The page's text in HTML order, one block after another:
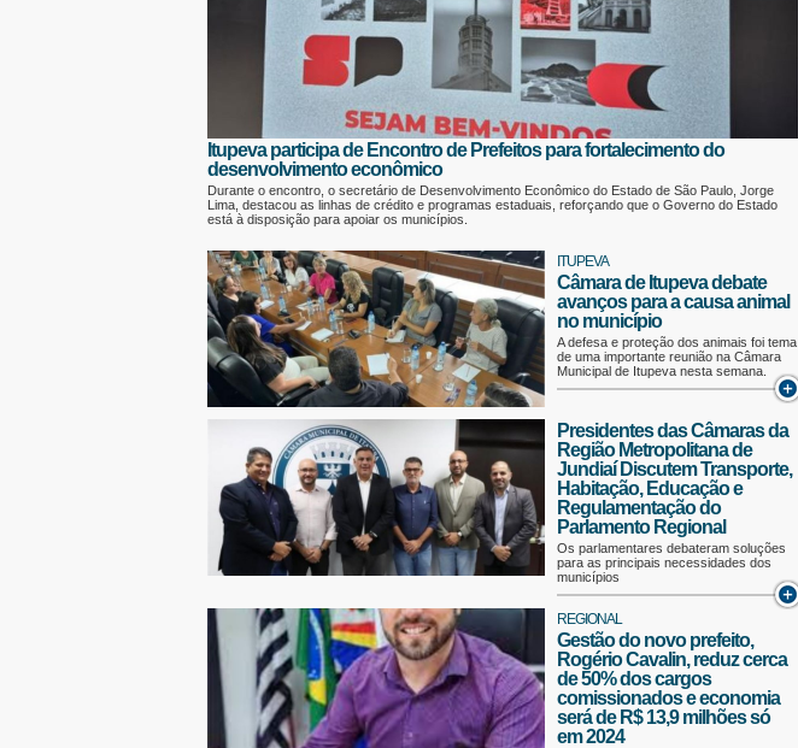
Itupeva participa de Encontro de Prefeitos para fortalecimento do
desenvolvimento econômico
Durante o encontro, o secretário de Desenvolvimento Econômico do Estado de São Paulo, Jorge
Lima, destacou as linhas de crédito e programas estaduais, reforçando que o Governo do Estado
está à disposição para apoiar os municípios.
ITUPEVA
Câmara de Itupeva debate
avanços para a causa animal
no município
A defesa e proteção dos animais foi tema
de uma importante reunião na Câmara
Municipal de Itupeva nesta semana.
Presidentes das Câmaras da
Região Metropolitana de
Jundiaí Discutem Transporte,
Habitação, Educação e
Regulamentação do
Parlamento Regional
Os parlamentares debateram soluções
para as principais necessidades dos
municípios
REGIONAL
Gestão do novo prefeito,
Rogério Cavalin, reduz cerca
de 50% dos cargos
comissionados e economia
será de R$ 13,9 milhões só
em 2024